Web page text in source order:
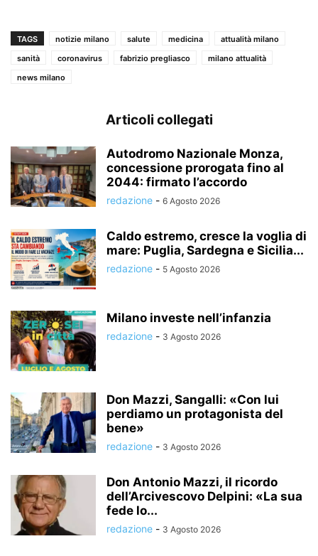
TAGS notizie milano salute medicina
attualità milano
sanità
coronavirus fabrizio pregliasco
milano attualità
news milano
Articoli collegati
Autodromo Nazionale Monza,
concessione prorogata fino al
2044: firmato l’accordo
redazione - 6 Agosto 2026
Caldo estremo, cresce la voglia di
mare: Puglia, Sardegna e Sicilia...
redazione - 5 Agosto 2026
Milano investe nell’infanzia
redazione - 3 Agosto 2026
Don Mazzi, Sangalli: «Con lui
perdiamo un protagonista del
bene»
redazione - 3 Agosto 2026
Don Antonio Mazzi, il ricordo
dell’Arcivescovo Delpini: «La sua
fede lo...
redazione - 3 Agosto 2026